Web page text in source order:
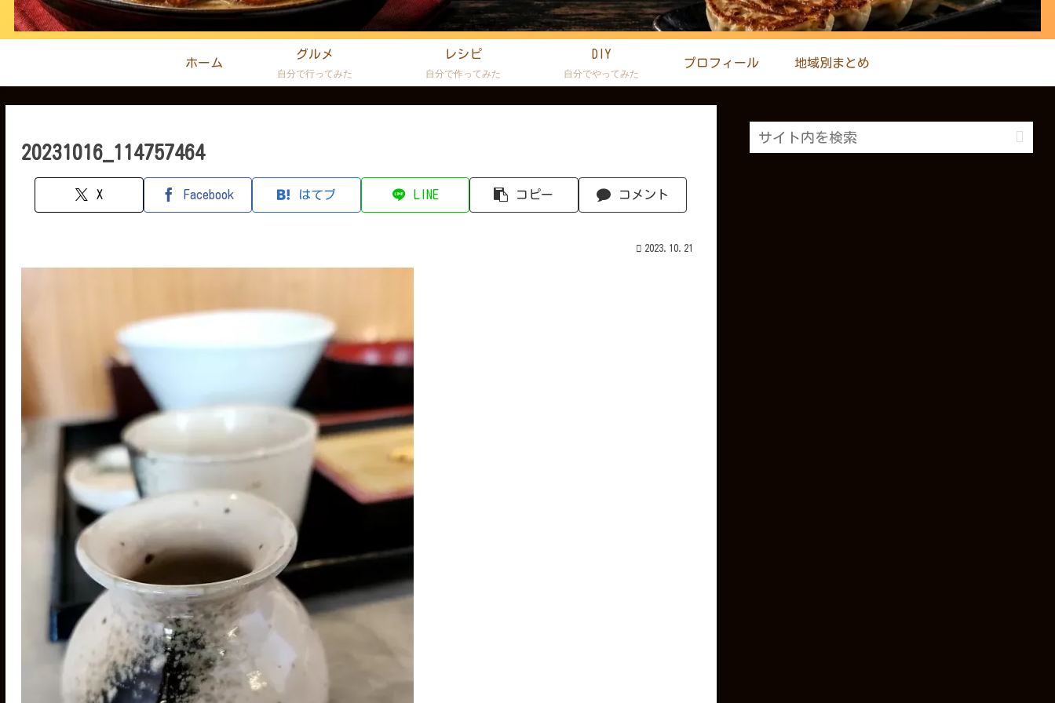
ホーム
グルメ
自分で行ってみた
レシピ
自分で作ってみた
DIY
自分でやってみた
プロフィール 地域別まとめ
20231016_114757464
X Facebook はてブ LINE コピー コメント
2023.10.21